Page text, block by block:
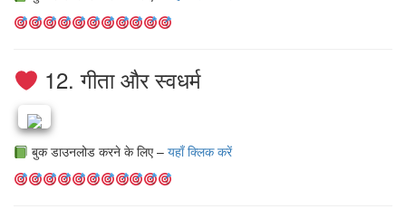
12. गीता और स्वधर्म
बुक डाउनलोड करने के लिए – यहाँ क्लिक करें